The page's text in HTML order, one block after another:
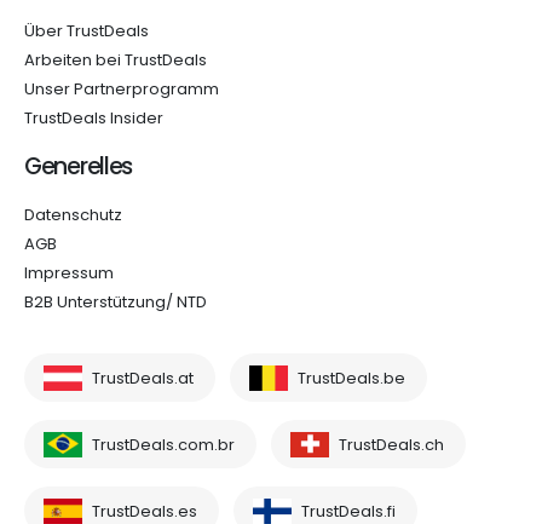
Über TrustDeals
Arbeiten bei TrustDeals
Unser Partnerprogramm
TrustDeals Insider
Generelles
Datenschutz
AGB
Impressum
B2B Unterstützung/ NTD
TrustDeals.at TrustDeals.be
TrustDeals.com.br TrustDeals.ch
TrustDeals.es TrustDeals.fi